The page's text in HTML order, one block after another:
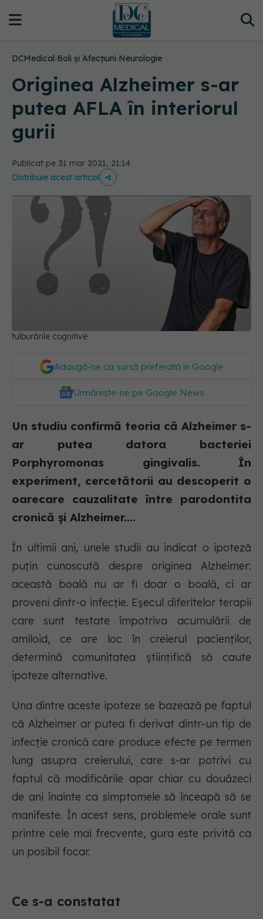
DCMedical›Boli și Afecțiuni›Neurologie
Originea Alzheimer s-ar
putea AFLA în interiorul
gurii
Publicat pe 31 mar 2021, 21:14
Distribuie acest articol
tulburările cognitive
Adaugă-ne ca sursă preferată în Google
Urmărește-ne pe Google News
Un studiu confirmă teoria că Alzheimer s-
ar putea datora bacteriei
Porphyromonas gingivalis. În
experiment, cercetătorii au descoperit o
oarecare cauzalitate între parodontita
cronică și Alzheimer....
În ultimii ani, unele studii au indicat o ipoteză
puțin cunoscută despre originea Alzheimer:
această boală nu ar fi doar o boală, ci ar
proveni dintr-o infecție. Eșecul diferitelor terapii
care sunt testate împotriva acumulării de
amiloid, ce are loc în creierul pacienților,
determină comunitatea științifică să caute
ipoteze alternative.
Una dintre aceste ipoteze se bazează pe faptul
că Alzheimer ar putea fi derivat dintr-un tip de
infecție cronică care produce efecte pe termen
lung asupra creierului, care s-ar potrivi cu
faptul că modificările apar chiar cu douăzeci
de ani înainte ca simptomele să înceapă să se
manifeste. În acest sens, problemele orale sunt
printre cele mai frecvente, gura este privită ca
un posibil focar.
Ce s-a constatat